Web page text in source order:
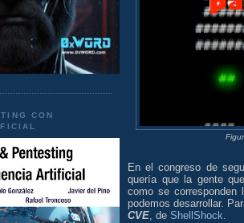
CON
En el congreso de
quería que la gente
como se corresponden
podemos desarrollar.
CVE, de ShellShock.